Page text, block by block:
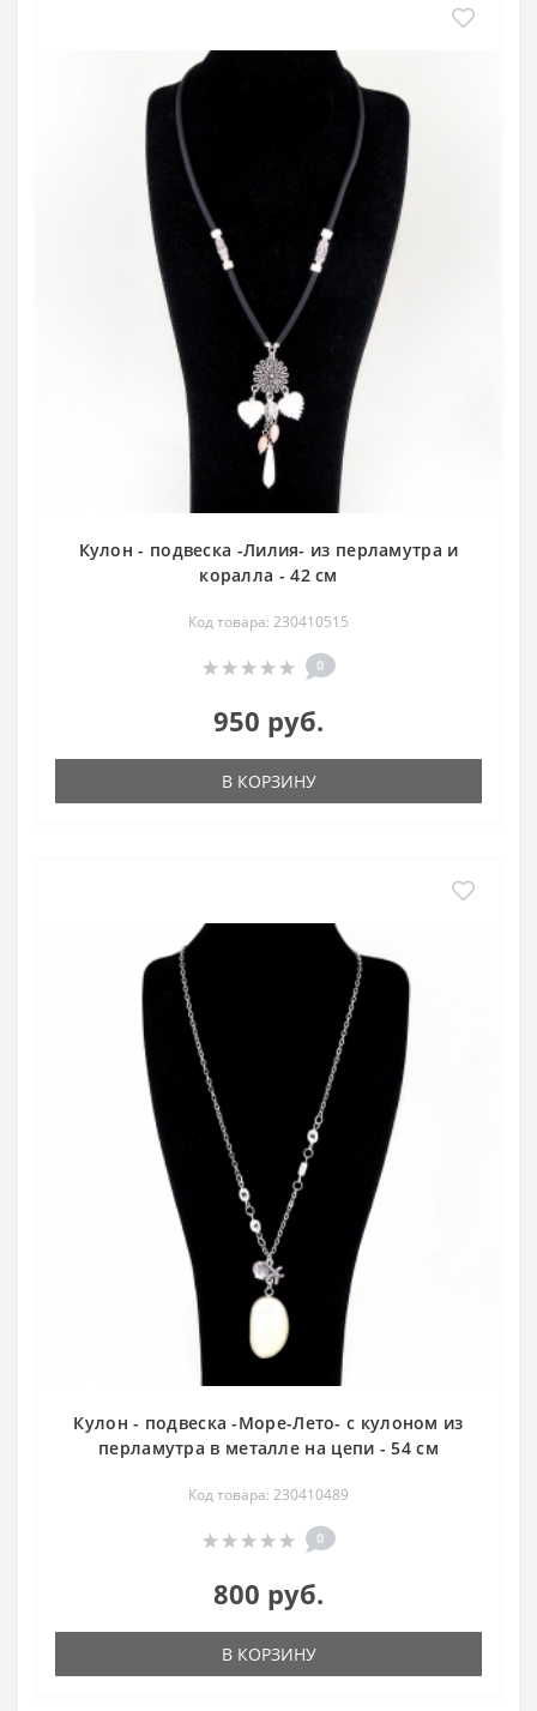
Кулон - подвеска -Лилия- из перламутра и
коралла - 42 см
Код товара: 230410515
0
950 руб.
В КОРЗИНУ
Кулон - подвеска -Море-Лето- с кулоном из
перламутра в металле на цепи - 54 см
Код товара: 230410489
0
800 руб.
В КОРЗИНУ